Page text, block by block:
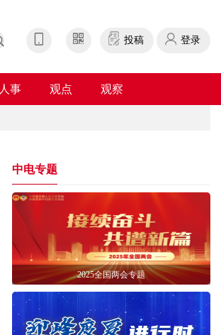
投稿 登录
人事 观点 观察
中电专题
2025全国两会专题